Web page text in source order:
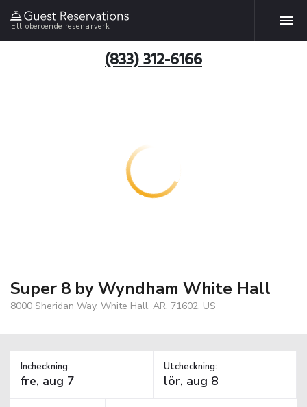
Ett oberoende resenärverk
(833) 312-6166
Super 8 by Wyndham White Hall
8000 Sheridan Way, White Hall, AR, 71602, US
Incheckning: Utcheckning: